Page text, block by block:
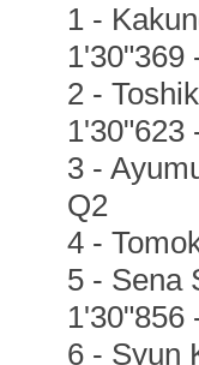
1 -
1'30"369
2 -
1'30"623
3 -
Q2
4 -
5 - Sena
1'30"856
6 - Syun